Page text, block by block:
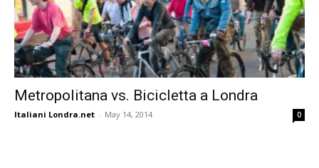
Metropolitana vs. Bicicletta a Londra
Italiani Londra.net - May 14, 2014 0